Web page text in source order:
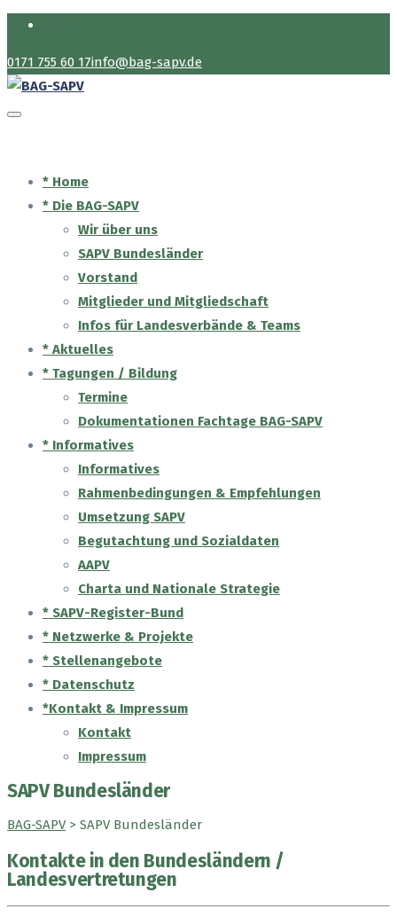
0171 755 60 17info@bag-sapv.de
* Home
* Die BAG-SAPV
Wir über uns
SAPV Bundesländer
Vorstand
Mitglieder und Mitgliedschaft
Infos für Landesverbände & Teams
* Aktuelles
* Tagungen / Bildung
Termine
Dokumentationen Fachtage BAG-SAPV
* Informatives
Informatives
Rahmenbedingungen & Empfehlungen
Umsetzung SAPV
Begutachtung und Sozialdaten
AAPV
Charta und Nationale Strategie
* SAPV-Register-Bund
* Netzwerke & Projekte
* Stellenangebote
* Datenschutz
*Kontakt & Impressum
Kontakt
Impressum
SAPV Bundesländer
BAG-SAPV > SAPV Bundesländer
Kontakte in den Bundesländern /
Landesvertretungen